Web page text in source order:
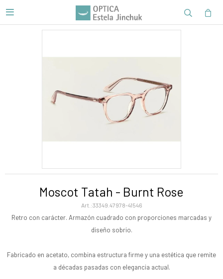

Moscot Tatah - Burnt Rose
33349.47978-41546
Retro con carácter. Armazón cuadrado con proporciones marcadas y
diseño sobrio.
Fabricado en acetato, combina estructura firme y una estética que remite
a décadas pasadas con elegancia actual.